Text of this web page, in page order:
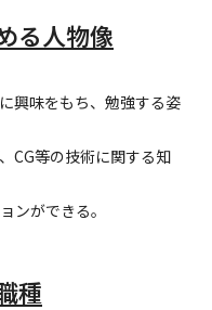
る人物像
興味をもち、勉強する姿
CG等の技術に関する知
ンができる。
種